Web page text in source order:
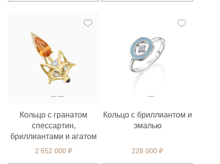
2 652 000 ₽
Кольцо с гранатом
спессартин,
бриллиантами и агатом
228 000 ₽
Кольцо с бриллиантом и
эмалью